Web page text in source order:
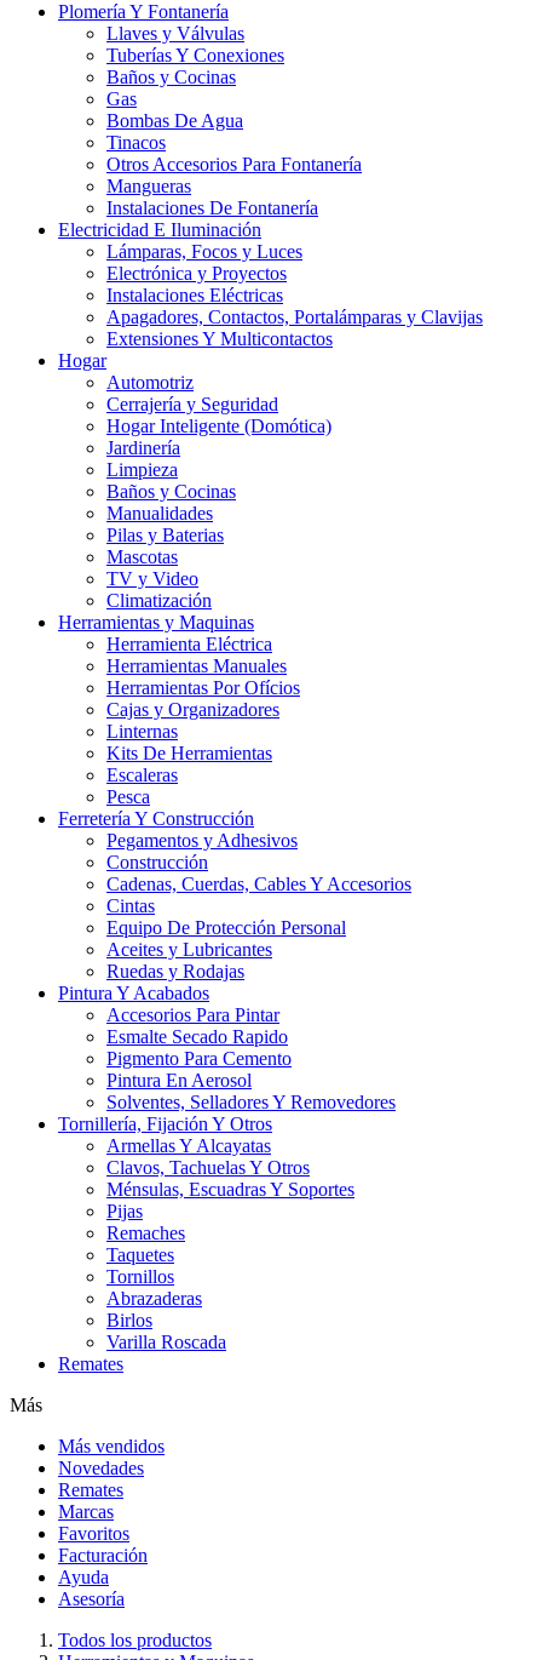
Plomería Y Fontanería
Llaves y Válvulas
Tuberías Y Conexiones
Baños y Cocinas
Gas
Bombas De Agua
Tinacos
Otros Accesorios Para Fontanería
Mangueras
Instalaciones De Fontanería
Electricidad E Iluminación
Lámparas, Focos y Luces
Electrónica y Proyectos
Instalaciones Eléctricas
Apagadores, Contactos, Portalámparas y Clavijas
Extensiones Y Multicontactos
Hogar
Automotriz
Cerrajería y Seguridad
Hogar Inteligente (Domótica)
Jardinería
Limpieza
Baños y Cocinas
Manualidades
Pilas y Baterias
Mascotas
TV y Video
Climatización
Herramientas y Maquinas
Herramienta Eléctrica
Herramientas Manuales
Herramientas Por Ofícios
Cajas y Organizadores
Linternas
Kits De Herramientas
Escaleras
Pesca
Ferretería Y Construcción
Pegamentos y Adhesivos
Construcción
Cadenas, Cuerdas, Cables Y Accesorios
Cintas
Equipo De Protección Personal
Aceites y Lubricantes
Ruedas y Rodajas
Pintura Y Acabados
Accesorios Para Pintar
Esmalte Secado Rapido
Pigmento Para Cemento
Pintura En Aerosol
Solventes, Selladores Y Removedores
Tornillería, Fijación Y Otros
Armellas Y Alcayatas
Clavos, Tachuelas Y Otros
Ménsulas, Escuadras Y Soportes
Pijas
Remaches
Taquetes
Tornillos
Abrazaderas
Birlos
Varilla Roscada
Remates
Más
Más vendidos
Novedades
Remates
Marcas
Favoritos
Facturación
Ayuda
Asesoría
Todos los productos